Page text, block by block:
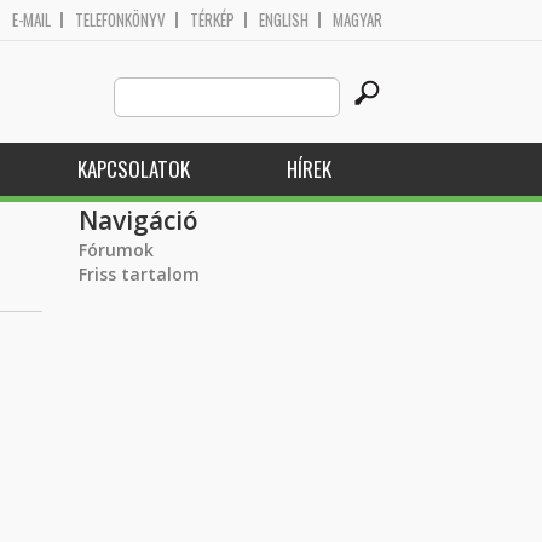
E-MAIL TELEFONKÖNYV TÉRKÉP ENGLISH MAGYAR
Search
this
site
KAPCSOLATOK HÍREK
Navigáció
Fórumok
Friss tartalom